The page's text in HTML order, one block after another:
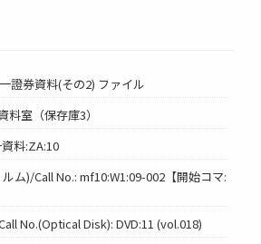
證券資料(その2) ファイル
室（保存庫3）
料:ZA:10
ム)/Call No.: mf10:W1:09-002【開始コマ:
No.(Optical Disk): DVD:11 (vol.018)